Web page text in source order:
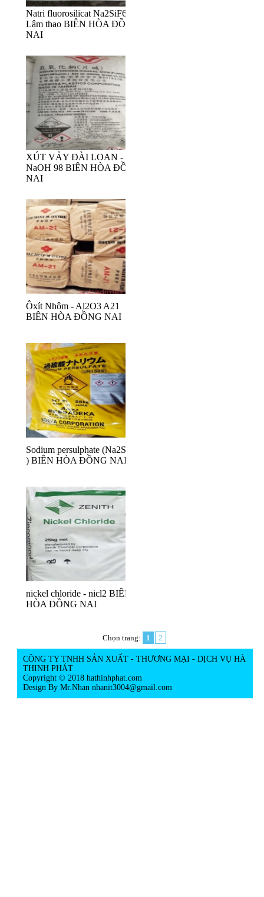
Natri fluorosilicat Na2SiF6
Lâm thao BIÊN HÒA ĐỒNG
NAI
XÚT VẢY ĐÀI LOAN -
NaOH 98 BIÊN HÒA ĐỒNG
NAI
Ôxít Nhôm - Al2O3 A21
BIÊN HÒA ĐỒNG NAI
Sodium persulphate (Na2S2O8
) BIÊN HÒA ĐỒNG NAI
nickel chloride - nicl2 BIÊN
HÒA ĐỒNG NAI
Chọn trang: 1 2
CÔNG TY TNHH SẢN XUẤT - THƯƠNG MẠI - DỊCH VỤ HÀ
THỊNH PHÁT
Copyright © 2018 hathinhphat.com
Design By Mr.Nhan nhanit3004@gmail.com